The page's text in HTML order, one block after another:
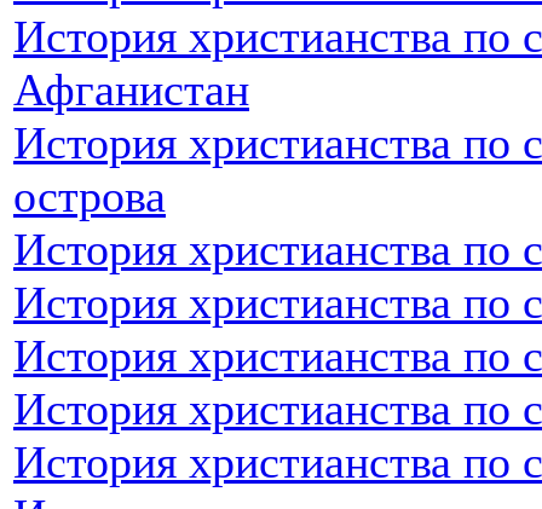
История христианства по
Афганистан
История христианства по
острова
История христианства по
История христианства по
История христианства по
История христианства по
История христианства по